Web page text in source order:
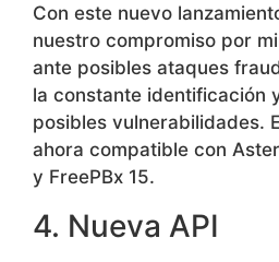
Con este nuevo
nuestro compromiso por
ante posibles ataques
la constante identificación
posibles vulnerabilidades.
ahora compatible con
y FreePBx 15.
4. Nueva API